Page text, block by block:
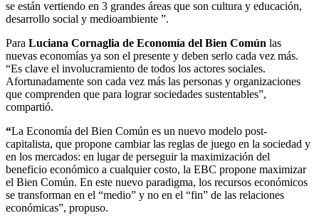
se están vertiendo en 3 grandes áreas que son cultura y educación,
desarrollo social y medioambiente ”.
Para Luciana Cornaglia de Economía del Bien Común las
nuevas economías ya son el presente y deben serlo cada vez más.
“Es clave el involucramiento de todos los actores sociales.
Afortunadamente son cada vez más las personas y organizaciones
que comprenden que para lograr sociedades sustentables”,
compartió.
“La Economía del Bien Común es un nuevo modelo post-
capitalista, que propone cambiar las reglas de juego en la sociedad y
en los mercados: en lugar de perseguir la maximización del
beneficio económico a cualquier costo, la EBC propone maximizar
el Bien Común. En este nuevo paradigma, los recursos económicos
se transforman en el “medio” y no en el “fin” de las relaciones
económicas”, propuso.